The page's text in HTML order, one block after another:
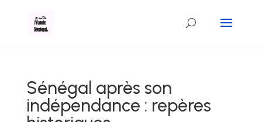
Sénégal après son
indépendance : repères